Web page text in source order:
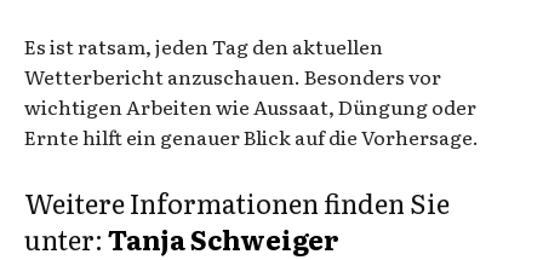
Es ist ratsam, jeden Tag den aktuellen
Wetterbericht anzuschauen. Besonders vor
wichtigen Arbeiten wie Aussaat, Düngung oder
Ernte hilft ein genauer Blick auf die Vorhersage.
Weitere Informationen finden Sie
unter:Tanja Schweiger